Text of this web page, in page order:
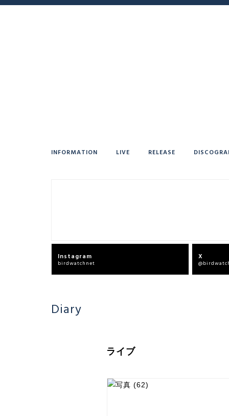
INFORMATION LIVE RELEASE
Instagram
birdwatchnet
X
Diary
ライブ